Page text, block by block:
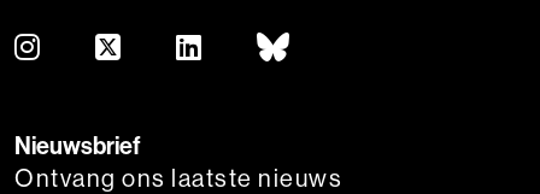
Nieuwsbrief
Ontvang ons laatste nieuws